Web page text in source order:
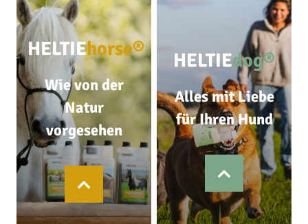
HELTIEhorse®
Wie von der
Natur
vorgesehen
HELTIEdog®
Alles mit Liebe
für Ihren Hund